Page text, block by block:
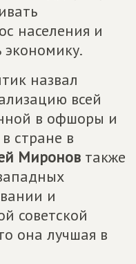
населения и
назвал
всей
в офшоры и
стране в
Миронов также
и
советской
она лучшая в